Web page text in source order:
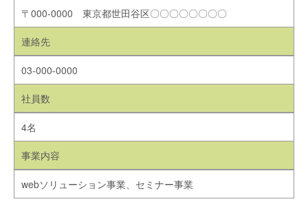
〒000-0000 東京都世田谷区〇〇〇〇〇〇〇〇
連絡先
03-000-0000
社員数
4名
事業内容
webソリューション事業、セミナー事業